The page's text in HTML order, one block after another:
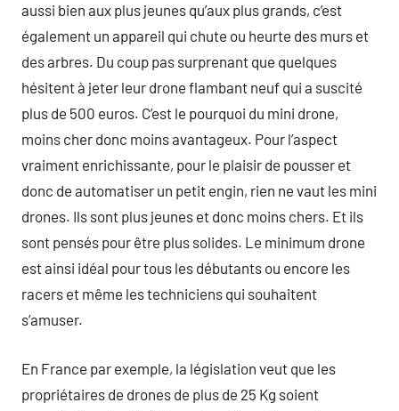
aussi bien aux plus jeunes qu’aux plus grands, c’est
également un appareil qui chute ou heurte des murs et
des arbres. Du coup pas surprenant que quelques
hésitent à jeter leur drone flambant neuf qui a suscité
plus de 500 euros. C’est le pourquoi du mini drone,
moins cher donc moins avantageux. Pour l’aspect
vraiment enrichissante, pour le plaisir de pousser et
donc de automatiser un petit engin, rien ne vaut les mini
drones. Ils sont plus jeunes et donc moins chers. Et ils
sont pensés pour être plus solides. Le minimum drone
est ainsi idéal pour tous les débutants ou encore les
racers et même les techniciens qui souhaitent
s’amuser.
En France par exemple, la législation veut que les
propriétaires de drones de plus de 25 Kg soient